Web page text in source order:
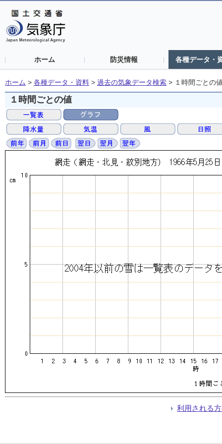
ホーム 防災情報 各種データ・
ホーム > 各種データ・資料 > 過去の気象データ検索 > １時間ごとの
１時間ごとの値
利用される